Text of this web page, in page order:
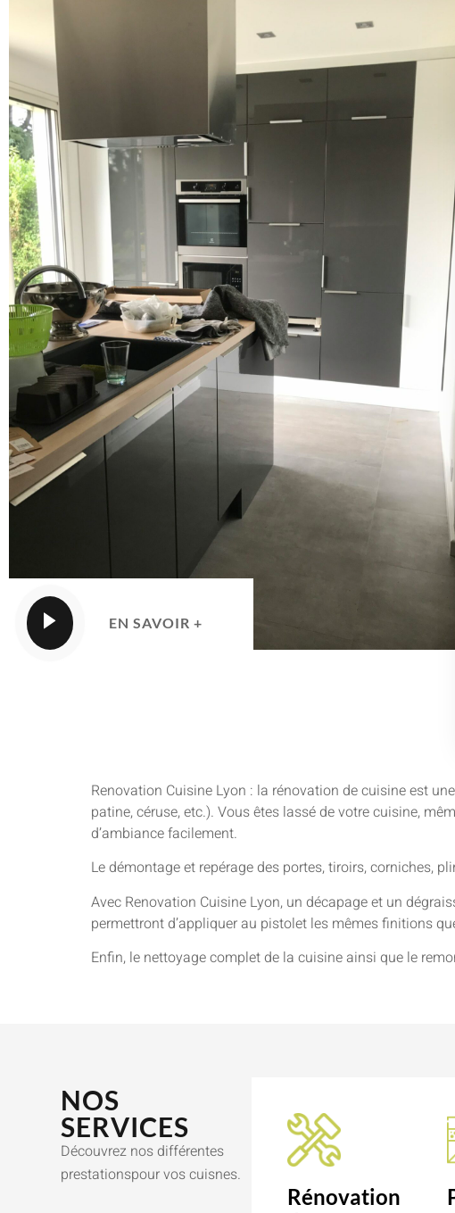
EN SAVOIR +
Renovation Cuisine Lyon : la rénovation de cuisine est
patine, céruse, etc.). Vous êtes lassé de votre cuisine,
d’ambiance facilement.
Le démontage et repérage des portes, tiroirs, corniches,
Avec Renovation Cuisine Lyon, un décapage et un
permettront d’appliquer au pistolet les mêmes finitions
Enfin, le nettoyage complet de la cuisine ainsi que le
NOS
SERVICES
Découvrez nos différentes
prestationspour vos cuisnes.
Rénovation